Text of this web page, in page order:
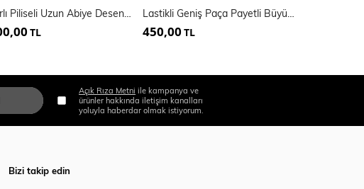
Astarlı Piliseli Uzun Abiye Desenli Şifon Elbise | ELB35127SF
TL
Lastikli Geniş Paça Payetli Büyük Beden Abiye Pantolon | PNT34693
450,00 TL
Açık Rıza Metni ile kampanya ve
ürünler hakkında iletişim kanalları
yoluyla haberdar olmak istiyorum.
Bizi takip edin